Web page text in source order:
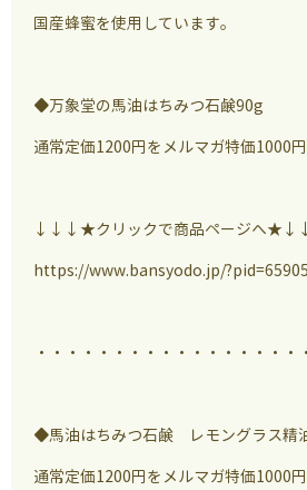
国産蜂蜜を使用しています。
◆万象堂の馬油はちみつ石鹸90g
通常定価1200円をメルマガ特価1000
↓↓↓★クリックで商品ページへ
https://www.bansyodo.jp/
・・・・・・・・・・・・・・・・・
◆馬油はちみつ石鹸 レモングラス
通常定価1200円をメルマガ特価1000